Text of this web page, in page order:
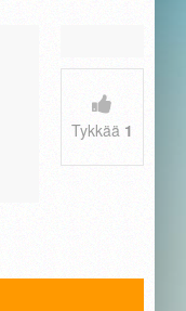
Tykkää 1